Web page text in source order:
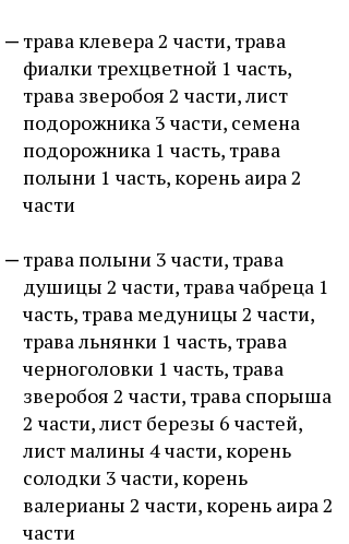
трава клевера 2 части, трава
фиалки трехцветной 1 часть,
трава зверобоя 2 части, лист
подорожника 3 части, семена
подорожника 1 часть, трава
полыни 1 часть, корень аира 2
части
трава полыни 3 части, трава
душицы 2 части, трава чабреца 1
часть, трава медуницы 2 части,
трава льнянки 1 часть, трава
черноголовки 1 часть, трава
зверобоя 2 части, трава спорыша
2 части, лист березы 6 частей,
лист малины 4 части, корень
солодки 3 части, корень
валерианы 2 части, корень аира 2
части